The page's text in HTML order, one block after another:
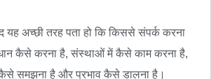
यह अच्छी तरह पता हो कि किससे संपर्क करना
कैसे करना है, संस्थाओं में कैसे काम करना है,
समझना है और प्रभाव कैसे डालना है।